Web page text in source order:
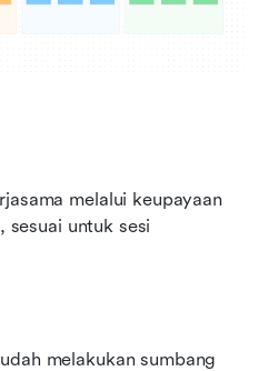
melalui keupayaan
untuk sesi
melakukan sumbang